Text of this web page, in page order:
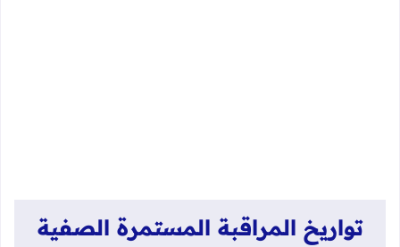
تواريخ المراقبة المستمرة الصفية